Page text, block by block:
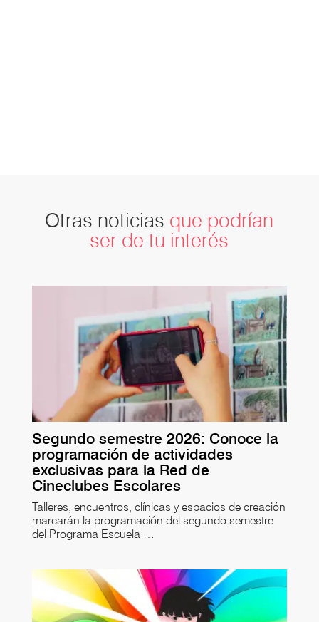
Otras noticias que podrían
ser de tu interés
Segundo semestre 2026: Conoce la
programación de actividades
exclusivas para la Red de
Cineclubes Escolares
Talleres, encuentros, clínicas y espacios de creación
marcarán la programación del segundo semestre
del Programa Escuela …